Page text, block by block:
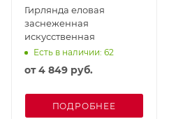
Гирлянда еловая
заснеженная
искусственная
Есть в наличии: 62
от4 849 руб.
ПОДРОБНЕЕ